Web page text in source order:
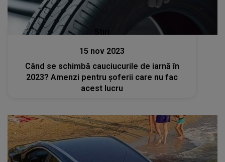
15 nov 2023
Când se schimbă cauciucurile de iarnă în
2023? Amenzi pentru şoferii care nu fac
acest lucru